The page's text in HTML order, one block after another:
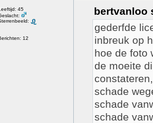
45
12
bertvanloo
gederfde
inbreuk op
hoe de foto
de moeite
constateren,
schade
schade
schade